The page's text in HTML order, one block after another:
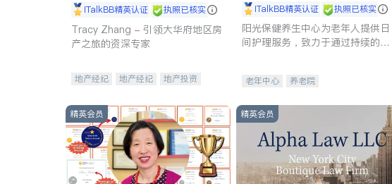
iTalkBB精英认证 执照已核实
Tracy Zhang - 引领大华府地区房
产之旅的资深专家
地产经纪 地产经纪
地产投资
iTalkBB精英认证 执照已核实
阳光保健养生中心为老年人提供日
间护理服务，致力于通过持续的护
老年中心 养老院
精英会员 精英会员